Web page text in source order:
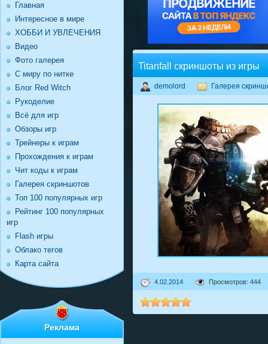
Главная
Интересное в мире
ХОББИ И УВЛЕЧЕНИЯ
Видео
Фото галерея
С миру по нитке
Блог Red Witch
Рукоделие
Всё для игр
Обзоры игр
Трейнеры к играм
Прохождения к играм
Чит коды к играм
Галерея скриншотов
Топ 100 популярных игр
Рейтинг 100 популярных
игр
Flash игры
Облако тегов
Карта сайта
Реклама
Titanfall скриншоты из игры
demolord Галерея
4.02.2014 Просмотров: 444